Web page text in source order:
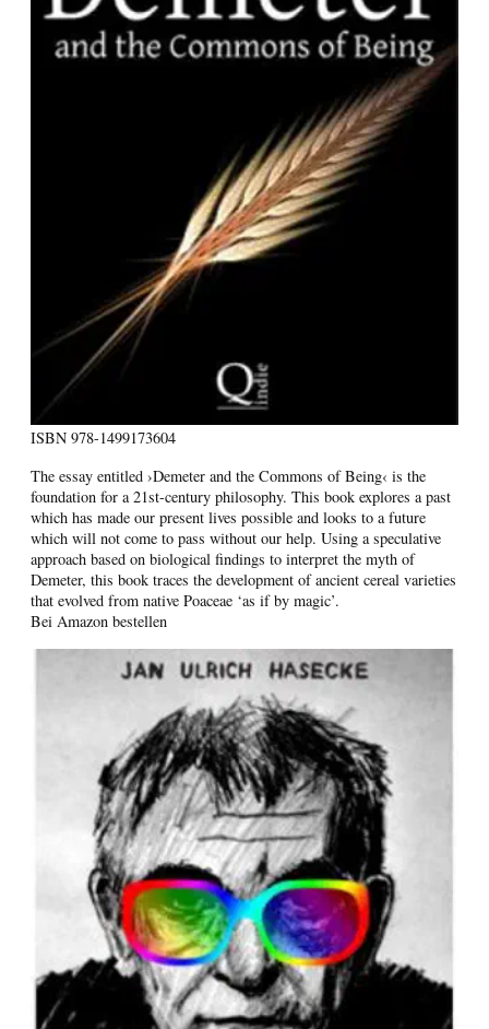
ISBN 978-1499173604
The essay entitled ›Demeter and the Commons of Being‹ is the
foundation for a 21st-century philosophy. This book explores a past
which has made our present lives possible and looks to a future
which will not come to pass without our help. Using a speculative
approach based on biological findings to interpret the myth of
Demeter, this book traces the development of ancient cereal varieties
that evolved from native Poaceae ‘as if by magic’.
Bei Amazon bestellen